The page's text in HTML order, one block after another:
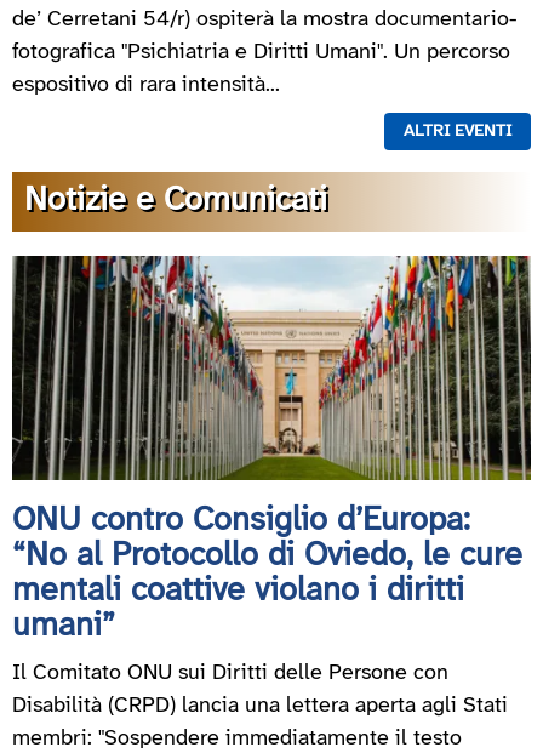
de’ Cerretani 54/r) ospiterà la mostra documentario-
fotografica "Psichiatria e Diritti Umani". Un percorso
espositivo di rara intensità...
ALTRI EVENTI
Notizie e Comunicati
ONU contro Consiglio d’Europa:
“No al Protocollo di Oviedo, le cure
mentali coattive violano i diritti
umani”
Il Comitato ONU sui Diritti delle Persone con
Disabilità (CRPD) lancia una lettera aperta agli Stati
membri: "Sospendere immediatamente il testo